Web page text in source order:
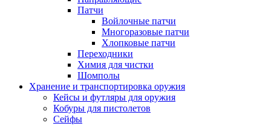
Патчи
Войлочные патчи
Многоразовые патчи
Хлопковые патчи
Переходники
Химия для чистки
Шомполы
Хранение и транспортировка оружия
Кейсы и футляры для оружия
Кобуры для пистолетов
Сейфы